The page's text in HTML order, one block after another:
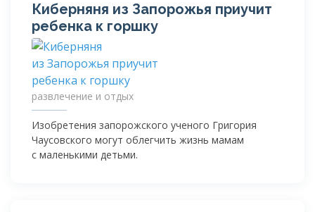
Киберняня из Запорожья приучит
ребенка к горшку
развлечение и отдых
Изобретения запорожского ученого Григория
Чаусовского могут облегчить жизнь мамам
с маленькими детьми.